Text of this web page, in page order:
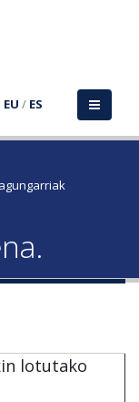
EU / ES
lotutako